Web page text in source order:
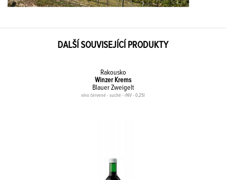
DALŠÍ SOUVISEJÍCÍ PRODUKTY
Rakousko
Winzer Krems
Blauer Zweigelt
víno červené - suché - rNV - 0,25l